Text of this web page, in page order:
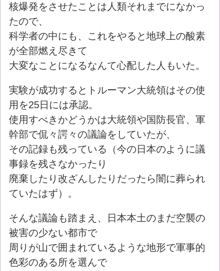
核爆発をさせたことは人類それまでになかっ
たので、
科学者の中にも、これをやると地球上の酸素
が全部燃え尽きて
大変なことになるなんて心配した人もいた。
実験が成功するとトルーマン大統領はその使
用を25日には承認。
使用すべきかどうかは大統領や国防長官、軍
幹部で侃々諤々の議論をしていたが、
その記録も残っている（今の日本のように議
事録を残さなかったり
廃棄したり改ざんしたりだったら闇に葬られ
ていたはず）。
そんな議論も踏まえ、日本本土のまだ空襲の
被害の少ない都市で
周りが山で囲まれているような地形で軍事的
色彩のある所を選んで